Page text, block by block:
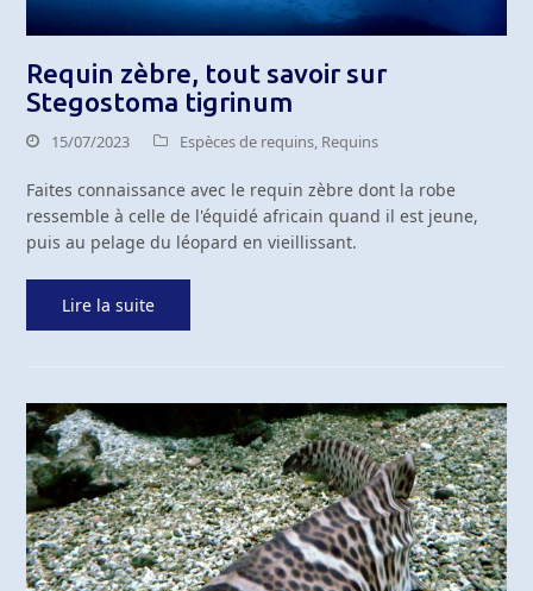
Requin zèbre, tout savoir sur
Stegostoma tigrinum
15/07/2023 Espèces de requins, Requins
Faites connaissance avec le requin zèbre dont la robe
ressemble à celle de l'équidé africain quand il est jeune,
puis au pelage du léopard en vieillissant.
Lire la suite